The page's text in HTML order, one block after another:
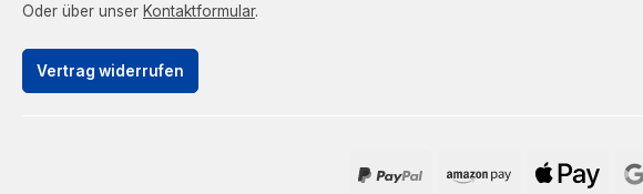
Oder über unser Kontaktformular.
Vertrag widerrufen